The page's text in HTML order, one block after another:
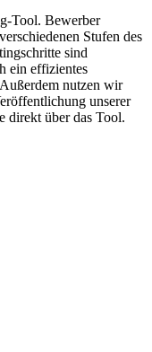
Tool. Bewerber
Stufen des
sind
ein effizientes
nutzen wir
unserer
direkt über das Tool.